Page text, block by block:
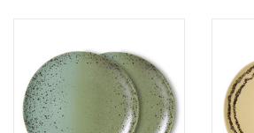
- Magnetron- en vaatwasserbestendig